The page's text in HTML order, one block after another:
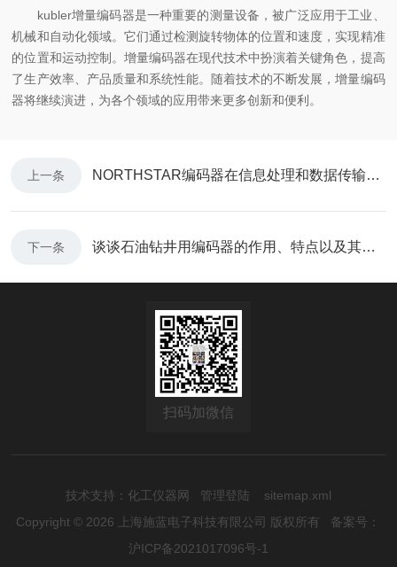
kubler增量编码器是一种重要的测量设备，被广泛应用于工业、
机械和自动化领域。它们通过检测旋转物体的位置和速度，实现精准
的位置和运动控制。增量编码器在现代技术中扮演着关键角色，提高
了生产效率、产品质量和系统性能。随着技术的不断发展，增量编码
器将继续演进，为各个领域的应用带来更多创新和便利。
上一条 NORTHSTAR编码器在信息处理和数据传输中发挥着重要作用
下一条 谈谈石油钻井用编码器的作用、特点以及其对行业的重要意义
扫码加微信
技术支持： 化工仪器网 管理登陆
sitemap.xml
Copyright © 2026 上海施蓝电子科技有限公司 版权所有 备案号：
沪ICP备2021017096号-1